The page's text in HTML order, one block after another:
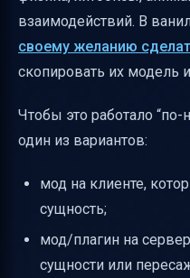
взаимодействий. В
своему желанию
скопировать их модель
Чтобы это работало
один из вариантов:
мод на клиенте,
сущность;
мод/плагин на
сущности или